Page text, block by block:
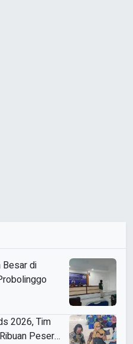
Besar di
2026, Tim
Peserta